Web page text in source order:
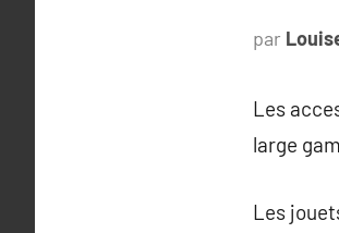
par
Les
large
Les